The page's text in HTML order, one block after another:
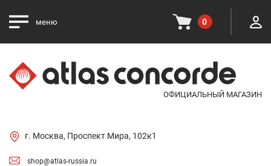
меню 0
ОФИЦИАЛЬНЫЙ МАГАЗИН
г. Москва, Проспект Мира, 102к1
shop@atlas-russia.ru